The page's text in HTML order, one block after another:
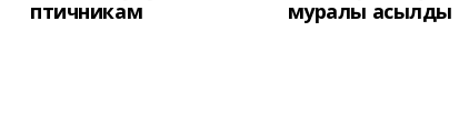
птичникам
муралы асылды